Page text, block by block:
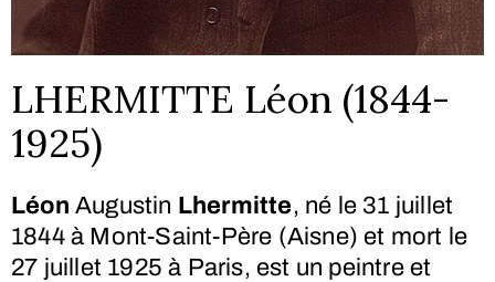
LHERMITTE Léon (1844-
1925)
Léon Augustin Lhermitte, né le 31 juillet
1844à Mont-Saint-Père (Aisne) et mort le
27 juillet 1925 à Paris, est un peintre et